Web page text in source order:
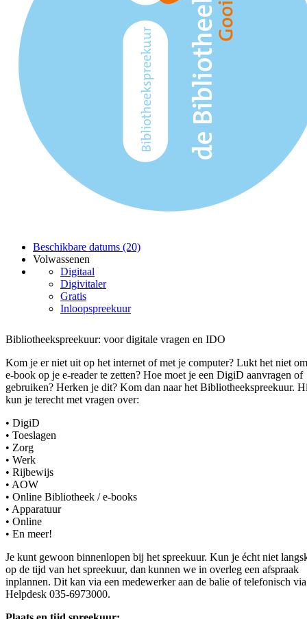
Beschikbare datums (20)
Volwassenen
Digitaal
Digivitaler
Gratis
Inloopspreekuur
Bibliotheekspreekuur: voor digitale vragen en IDO
Kom je er niet uit op het internet of met je computer? Lukt het niet
e-book op je e-reader te zetten? Hoe moet je een DigiD aanvragen of
gebruiken? Herken je dit? Kom dan naar het Bibliotheekspreekuur.
kun je terecht met vragen over:
• DigiD
• Toeslagen
• Zorg
• Werk
• Rijbewijs
• AOW
• Online Bibliotheek / e-books
• Apparatuur
• Online
• En meer!
Je kunt gewoon binnenlopen bij het spreekuur. Kun je écht niet
op de tijd van het spreekuur, dan kunnen we in overleg een afspraak
inplannen. Dit kan via een medewerker aan de balie of telefonisch
Helpdesk 035-6973000.